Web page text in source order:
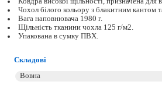
Чохол білого кольору з блакитним кантом
Вага наповнювача 1980 г.
Щільність тканини чохла 125 г/м2.
Упакована в сумку ПВХ.
Складові